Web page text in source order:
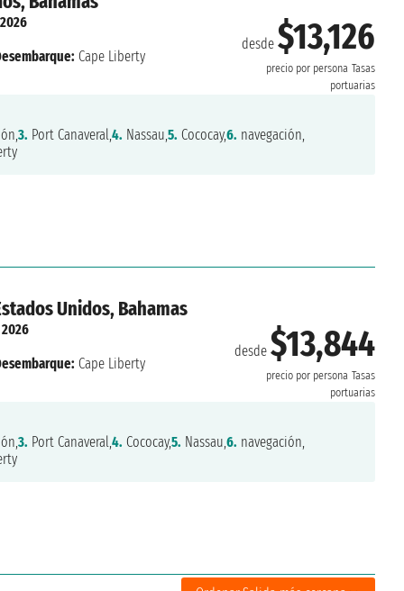
desde $13,126
precio por persona Tasas
portuarias
Cape Liberty
3. Port Canaveral,4. Nassau,5. Cococay,6. navegación,
Unidos, Bahamas
desde $13,844
precio por persona Tasas
portuarias
2026
Cape Liberty
3. Port Canaveral,4. Cococay,5. Nassau,6. navegación,